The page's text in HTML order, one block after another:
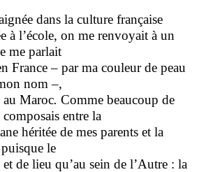
dans la culture française
à l’école, on me renvoyait à un
me parlait
France – par ma couleur de peau
nom –,
au Maroc. Comme beaucoup de
entre la
héritée de mes parents et la
le
et de lieu qu’au sein de l’Autre : la